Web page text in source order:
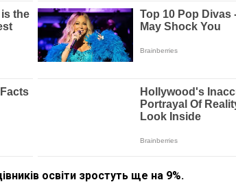
освіти зростуть ще на 9%.